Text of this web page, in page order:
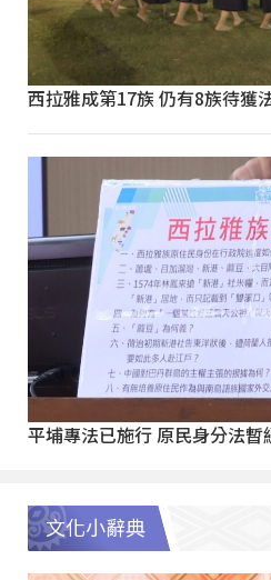
西拉雅成第17族 仍有8族待獲
平埔專法已施行 原民身分法暫
文化小辭典